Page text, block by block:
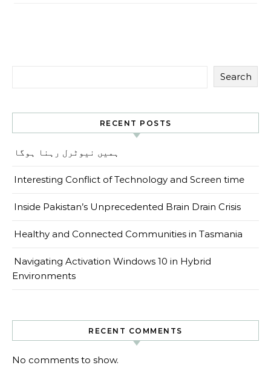
Search
RECENT POSTS
ہمیں نیوٹرل رہنا ہوگا
Interesting Conflict of Technology and Screen time
Inside Pakistan’s Unprecedented Brain Drain Crisis
Healthy and Connected Communities in Tasmania
Navigating Activation Windows 10 in Hybrid
Environments
RECENT COMMENTS
No comments to show.